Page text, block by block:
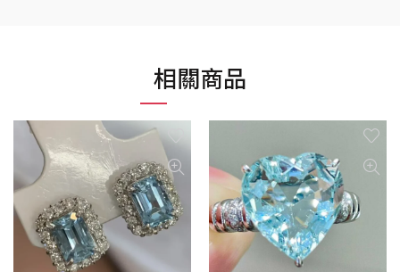
相關商品